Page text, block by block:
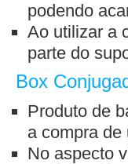
podendo
Ao utilizar a
parte do
Box
Produto de
a compra
No aspecto